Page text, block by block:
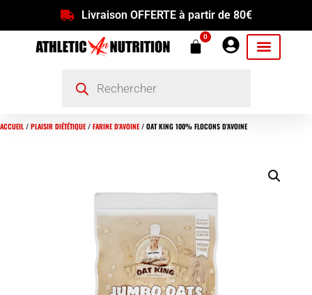
Livraison OFFERTE à partir de 80€
0
ACCUEIL/ PLAISIR DIÉTÉTIQUE/ FARINE D'AVOINE/ OAT KING 100% FLOCONS D’AVOINE